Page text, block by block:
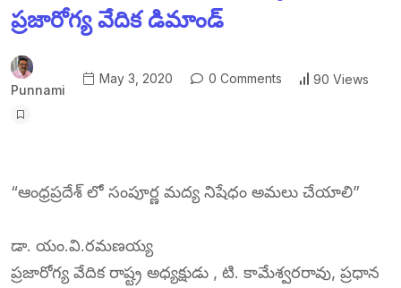
ప్రజారోగ్య వేదిక డిమాండ్
Punnami
May 3, 2020 0 Comments 90 Views
“ఆంధ్రప్రదేశ్ లో సంపూర్ణ మద్య నిషేధం అమలు చేయాలి”
డా. యం.వి.రమణయ్య
ప్రజారోగ్య వేదిక రాష్ట్ర అధ్యక్షుడు , టి. కామేశ్వరరావు, ప్రధాన